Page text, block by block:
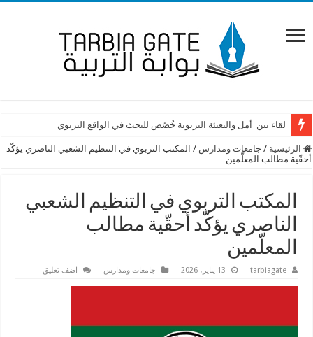
لقاء بين أمل والتعبئة التربوية خُصّص للبحث في الواقع التربوي
الرئيسية / جامعات ومدارس / المكتب التربوي في التنظيم الشعبي الناصري يؤكّد
أحقّية مطالب المعلّمين
المكتب التربوي في التنظيم الشعبي
الناصري يؤكّد أحقّية مطالب
المعلّمين
tarbiagate 13 يناير، 2026 جامعات ومدارس اضف تعليق